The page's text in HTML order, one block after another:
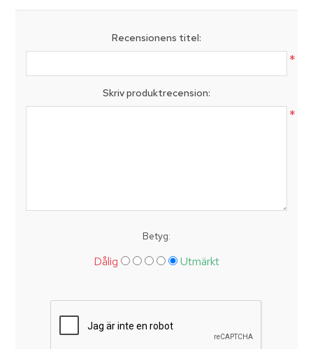
Recensionens titel:
*
Skriv produktrecension:
*
Betyg:
Dålig Utmärkt